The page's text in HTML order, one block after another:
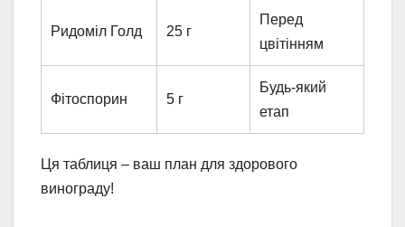
Ридоміл Голд 25 г
Перед
цвітінням
Фітоспорин 5 г
Будь-який
етап
Ця таблиця – ваш план для здорового
винограду!